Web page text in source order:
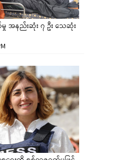
အနည်းဆုံး ၇ ဦး သေဆုံး